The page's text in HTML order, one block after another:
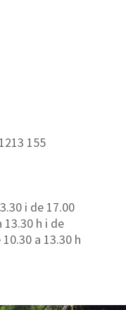
155
i de 17.00
13.30 h i de
a 13.30 h